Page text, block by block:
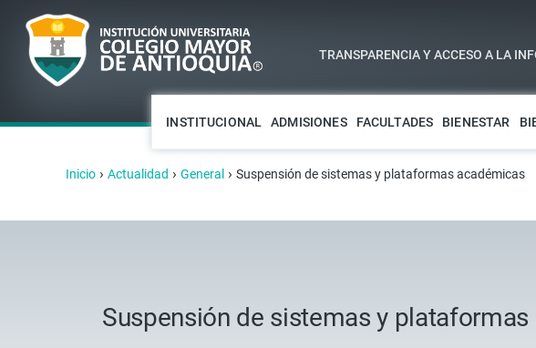
TRANSPARENCIA Y ACCESO A LA
INSTITUCIONAL ADMISIONES FACULTADES BIENESTAR
Inicio › Actualidad › General › Suspensión de sistemas y plataformas académicas
Suspensión de sistemas y